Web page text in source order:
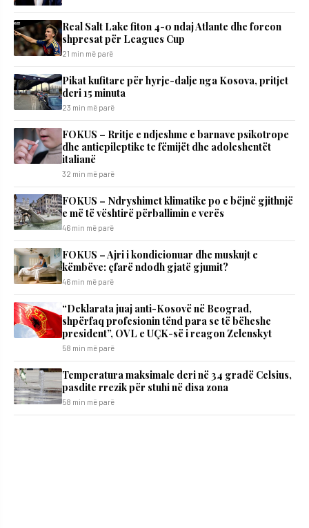
Real Salt Lake fiton 4-0 ndaj Atlante dhe forcon
shpresat për Leagues Cup
21 min më parë
​Pikat kufitare për hyrje-dalje nga Kosova, pritjet
deri 15 minuta
23 min më parë
FOKUS – Rritje e ndjeshme e barnave psikotrope
dhe antiepileptike te fëmijët dhe adoleshentët
italianë
32 min më parë
FOKUS – Ndryshimet klimatike po e bëjnë gjithnjë
e më të vështirë përballimin e verës
46 min më parë
FOKUS – Ajri i kondicionuar dhe muskujt e
këmbëve: çfarë ndodh gjatë gjumit?
46 min më parë
“Deklarata juaj anti-Kosovë në Beograd,
shpërfaq profesionin tënd para se të bëheshe
president”, OVL e UÇK-së i reagon Zelenskyt
58 min më parë
Temperatura maksimale deri në 34 gradë Celsius,
pasdite rrezik për stuhi në disa zona
58 min më parë